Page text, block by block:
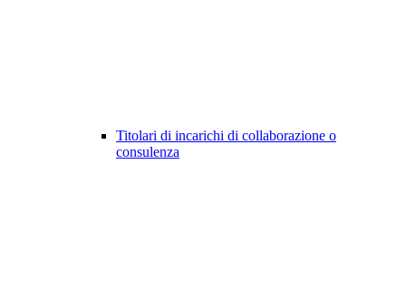
Titolari di incarichi di collaborazione o
consulenza